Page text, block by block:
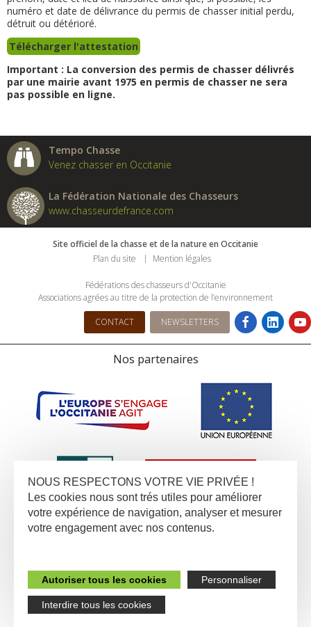
numéro et date de délivrance du permis de chasser initial perdu,
détruit ou détérioré.
Télécharger l'attestation
Important : La conversion des permis de chasser délivrés
par une mairie avant 1975 en permis de chasser ne sera
pas possible en ligne.
Tempo Chasse
Venez chasser en Occitanie
La Fédération Nationale des Chasseurs
www.chasseurdefrance.com
Site officiel de la chasse et de la nature en Occitanie
Plan du site
Mention légales
Fédérations des chasseurs d'Occitanie
Associations agrées au titre de la protection de l’environnement
CONTACT NEWSLETTERS
Nos partenaires
NOUS RESPECTONS VOTRE VIE PRIVÉE !
Les cookies nous sont trés utiles pour améliorer
votre expérience de navigation, analyser et mesurer
votre engagement avec nos contenus.
Autoriser tous les cookies Personnaliser
Interdire tous les cookies